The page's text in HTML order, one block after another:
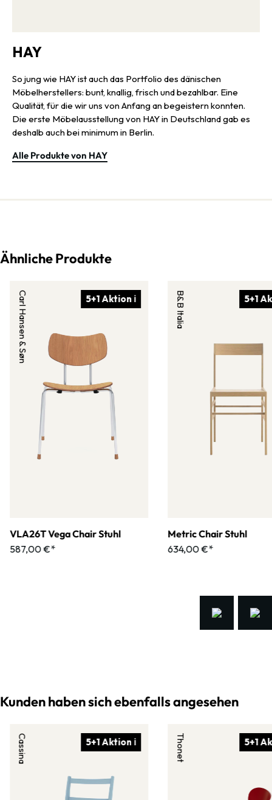
HAY
So jung wie HAY ist auch das Portfolio des dänischen
Möbelherstellers: bunt, knallig, frisch und bezahlbar. Eine
Qualität, für die wir uns von Anfang an begeistern konnten.
Die erste Möbelausstellung von HAY in Deutschland gab es
deshalb auch bei minimum in Berlin.
Alle Produkte von HAY
Ähnliche Produkte
5+1 Aktion ℹ
Carl Hansen & Søn
VLA26T Vega Chair Stuhl
587,00 €*
5+1
B&B Italia
Metric Chair Stuhl
634,00 €*
Kunden haben sich ebenfalls angesehen
5+1 Aktion ℹ
Cassina 5+1
Thonet